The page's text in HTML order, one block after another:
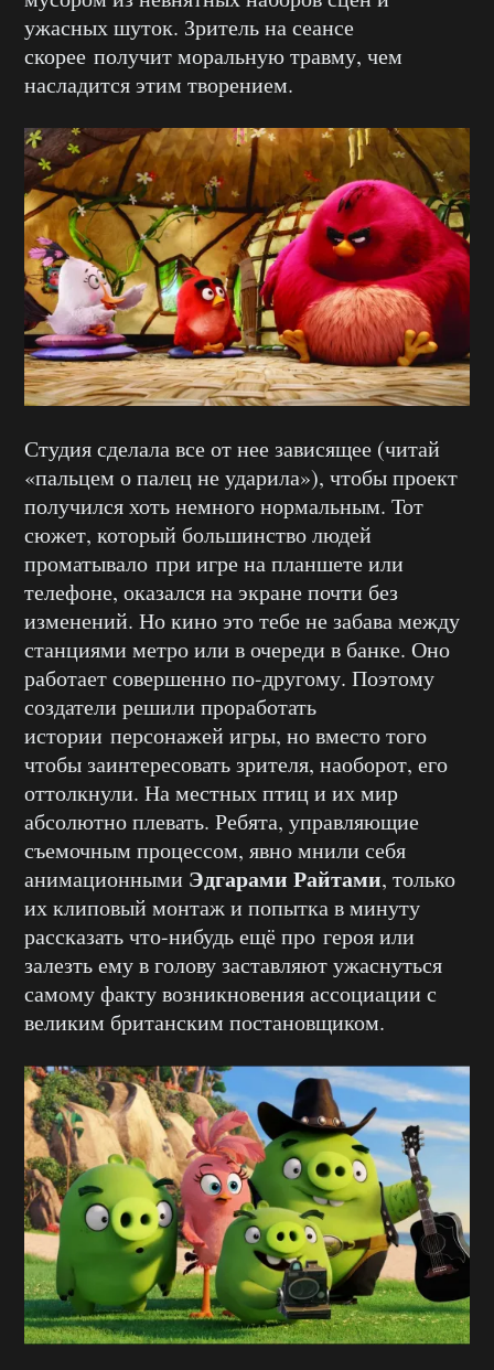
ужасных шуток. Зритель на сеансе
скорее получит моральную травму, чем
насладится этим творением.
Студия сделала все от нее зависящее (читай
«пальцем о палец не ударила»), чтобы проект
получился хоть немного нормальным. Тот
сюжет, который большинство людей
проматывало при игре на планшете или
телефоне, оказался на экране почти без
изменений. Но кино это тебе не забава между
станциями метро или в очереди в банке. Оно
работает совершенно по-другому. Поэтому
создатели решили проработать
истории персонажей игры, но вместо того
чтобы заинтересовать зрителя, наоборот, его
оттолкнули. На местных птиц и их мир
абсолютно плевать. Ребята, управляющие
съемочным процессом, явно мнили себя
анимационными Эдгарами Райтами, только
их клиповый монтаж и попытка в минуту
рассказать что-нибудь ещё про героя или
залезть ему в голову заставляют ужаснуться
самому факту возникновения ассоциации с
великим британским постановщиком.